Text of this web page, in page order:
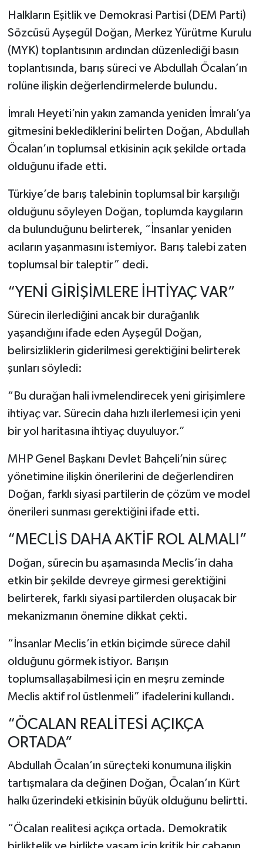
Halkların Eşitlik ve Demokrasi Partisi (DEM Parti)
Sözcüsü Ayşegül Doğan, Merkez Yürütme Kurulu
(MYK) toplantısının ardından düzenlediği basın
toplantısında, barış süreci ve Abdullah Öcalan’ın
rolüne ilişkin değerlendirmelerde bulundu.
İmralı Heyeti’nin yakın zamanda yeniden İmralı’ya
gitmesini beklediklerini belirten Doğan, Abdullah
Öcalan’ın toplumsal etkisinin açık şekilde ortada
olduğunu ifade etti.
Türkiye’de barış talebinin toplumsal bir karşılığı
olduğunu söyleyen Doğan, toplumda kaygıların
da bulunduğunu belirterek, “İnsanlar yeniden
acıların yaşanmasını istemiyor. Barış talebi zaten
toplumsal bir taleptir” dedi.
“YENİ GİRİŞİMLERE İHTİYAÇ VAR”
Sürecin ilerlediğini ancak bir durağanlık
yaşandığını ifade eden Ayşegül Doğan,
belirsizliklerin giderilmesi gerektiğini belirterek
şunları söyledi:
“Bu durağan hali ivmelendirecek yeni girişimlere
ihtiyaç var. Sürecin daha hızlı ilerlemesi için yeni
bir yol haritasına ihtiyaç duyuluyor.”
MHP Genel Başkanı Devlet Bahçeli’nin süreç
yönetimine ilişkin önerilerini de değerlendiren
Doğan, farklı siyasi partilerin de çözüm ve model
önerileri sunması gerektiğini ifade etti.
“MECLİS DAHA AKTİF ROL ALMALI”
Doğan, sürecin bu aşamasında Meclis’in daha
etkin bir şekilde devreye girmesi gerektiğini
belirterek, farklı siyasi partilerden oluşacak bir
mekanizmanın önemine dikkat çekti.
“İnsanlar Meclis’in etkin biçimde sürece dahil
olduğunu görmek istiyor. Barışın
toplumsallaşabilmesi için en meşru zeminde
Meclis aktif rol üstlenmeli” ifadelerini kullandı.
“ÖCALAN REALİTESİ AÇIKÇA
ORTADA”
Abdullah Öcalan’ın süreçteki konumuna ilişkin
tartışmalara da değinen Doğan, Öcalan’ın Kürt
halkı üzerindeki etkisinin büyük olduğunu belirtti.
“Öcalan realitesi açıkça ortada. Demokratik